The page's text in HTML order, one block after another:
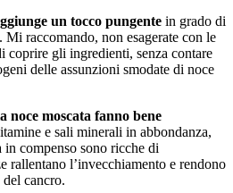
un tocco pungente in grado di
Mi raccomando, non esagerate con le
coprire gli ingredienti, senza contare
delle assunzioni smodate di noce
noce moscata fanno bene
e sali minerali in abbondanza,
in compenso sono ricche di
rallentano l’invecchiamento e rendono
cancro.